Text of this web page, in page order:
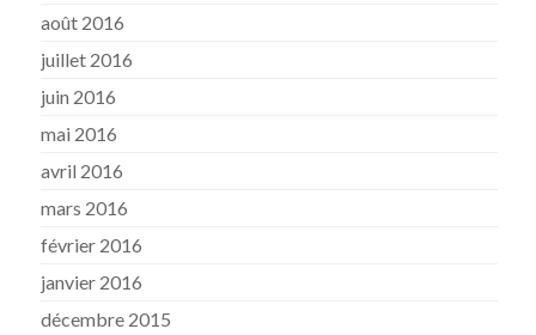
août 2016
juillet 2016
juin 2016
mai 2016
avril 2016
mars 2016
février 2016
janvier 2016
décembre 2015